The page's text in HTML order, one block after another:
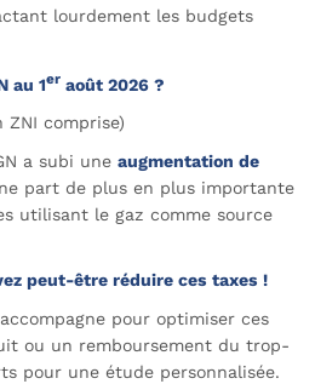
lourdement les budgets
au 1er août 2026 ?
ZNI comprise)
a subi une augmentation de
part de plus en plus importante
utilisant le gaz comme source
peut-être réduire ces taxes !
pour optimiser ces
ou un remboursement du trop-
pour une étude personnalisée.